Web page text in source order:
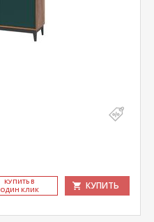
КУ­ПИТЬ В
ОДИН КЛИК
КУПИТЬ